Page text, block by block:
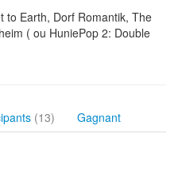
to Earth, Dorf Romantik, The
( ou HuniePop 2: Double
(13) Gagnant